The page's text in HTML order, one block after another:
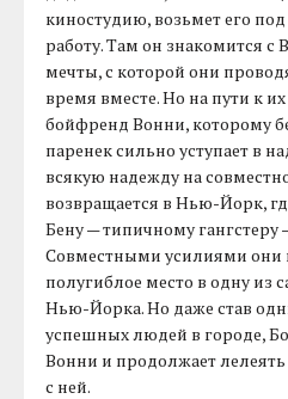
киностудию, возьмет его
работу. Там он знакомится
мечты, с которой они
время вместе. Но на пути к
бойфренд Вонни, которому
паренек сильно уступает в
всякую надежду на
возвращается в Нью-Йорк,
Бену — типичному
Совместными усилиями они
полугиблое место в одну из
Нью-Йорка. Но даже став
успешных людей в городе,
Вонни и продолжает
с ней.